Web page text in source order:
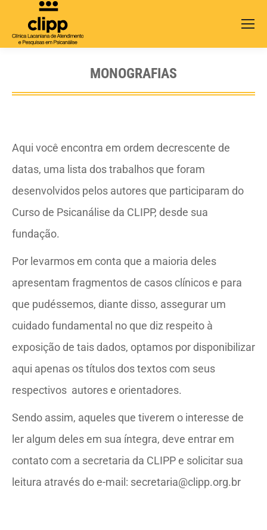
MONOGRAFIAS
Aqui você encontra em ordem decrescente de
datas, uma lista dos trabalhos que foram
desenvolvidos pelos autores que participaram do
Curso de Psicanálise da CLIPP, desde sua
fundação.
Por levarmos em conta que a maioria deles
apresentam fragmentos de casos clínicos e para
que pudéssemos, diante disso, assegurar um
cuidado fundamental no que diz respeito à
exposição de tais dados, optamos por disponibilizar
aqui apenas os títulos dos textos com seus
respectivos autores e orientadores.
Sendo assim, aqueles que tiverem o interesse de
ler algum deles em sua íntegra, deve entrar em
contato com a secretaria da CLIPP e solicitar sua
leitura através do e-mail: secretaria@clipp.org.br